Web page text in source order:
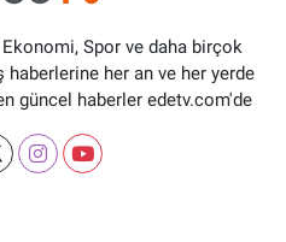
Spor ve daha birçok
her an ve her yerde
güncel haberler edetv.com'de